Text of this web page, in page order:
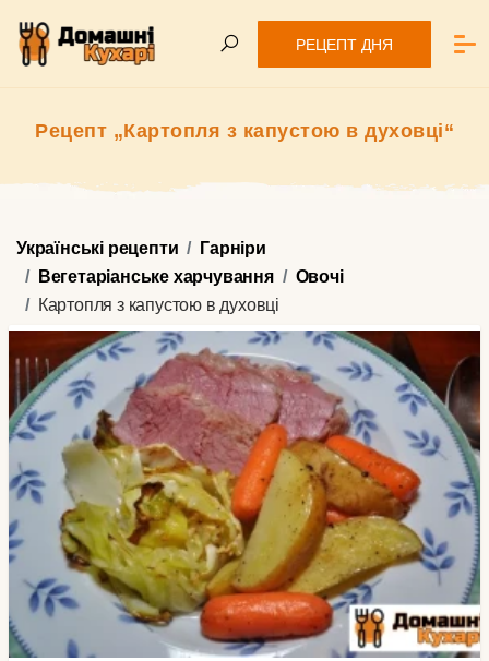
РЕЦЕПТ ДНЯ
Рецепт „Картопля з капустою в духовці“
Українські рецепти
Гарніри
Вегетаріанське харчування
Овочі
Картопля з капустою в духовці